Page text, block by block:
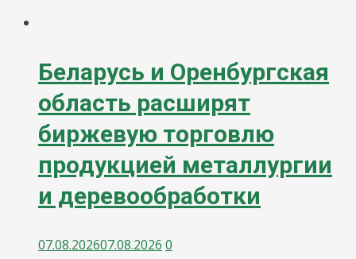
Беларусь и Оренбургская
область расширят
биржевую торговлю
продукцией металлургии
и деревообработки
07.08.202607.08.2026 0